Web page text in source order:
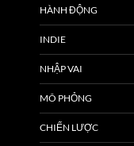
HÀNH ĐỘNG
INDIE
NHẬP VAI
MÔ PHỎNG
CHIẾN LƯỢC